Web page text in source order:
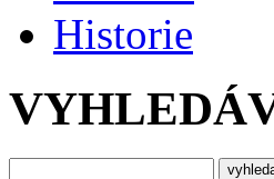
Historie